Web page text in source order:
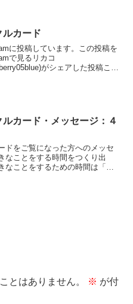
ルカード
に投稿しています。この投稿を
で見るリカコ
がシェアした投稿この
ルカード・メッセージ：４
ドをご覧になった方へのメッセ
なことをする時間をつくり出
なことをするための時間は「自
とはありません。 ※ が付